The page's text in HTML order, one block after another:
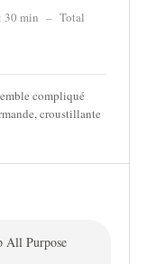
30 min – Total
compliqué
croustillante
All Purpose